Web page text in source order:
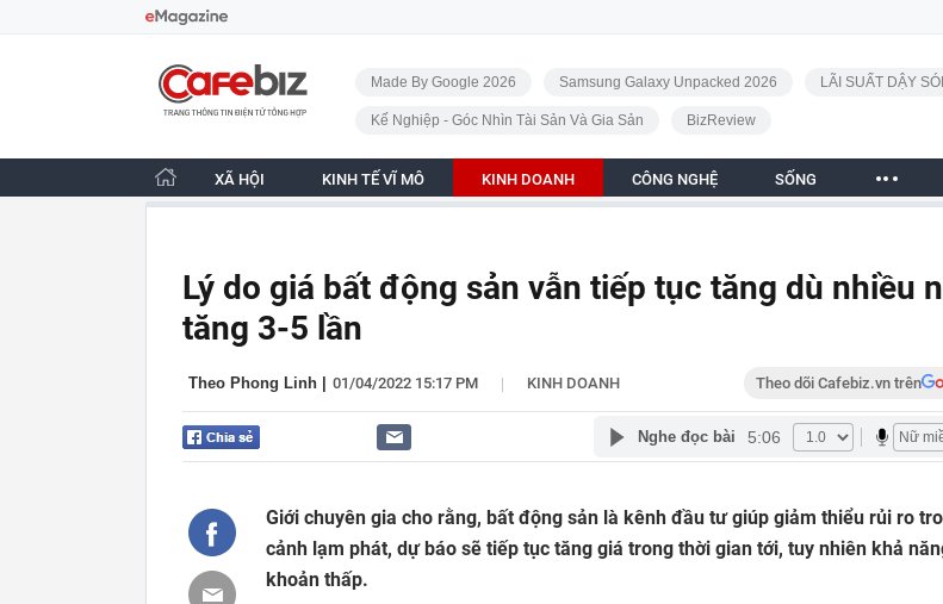
CafeBiz - Trang chủ
Made By Google 2026 Samsung Galaxy Unpacked 2026 LÃI SUẤT DẬY
Kế Nghiệp - Góc Nhìn Tài Sản Và Gia Sản BizReview
XÃ HỘI KINH TẾ VĨ MÔ KINH DOANH CÔNG NGHỆ SỐNG
Lý do giá bất động sản vẫn tiếp tục tăng dù nhiều
tăng 3-5 lần
Theo Phong Linh 01/04/2022 15:17 PM | KINH DOANH Theo dõi Cafebiz.vn trên
Nghe đọc bài 5:06
Giới chuyên gia cho rằng, bất động sản là kênh đầu tư giúp giảm thiểu rủi ro
cảnh lạm phát, dự báo sẽ tiếp tục tăng giá trong thời gian tới, tuy nhiên khả
khoản thấp.